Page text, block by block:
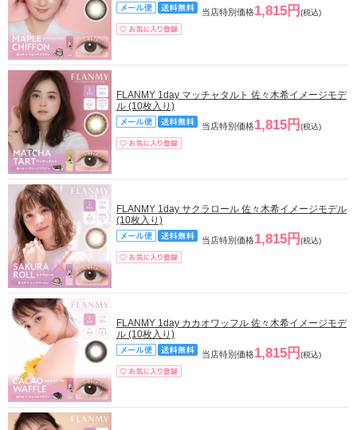
当店特別価格1,815円 (税込)
FLANMY 1day マッチャタルト 佐々木希イメージモデ
ル (10枚入り)
当店特別価格1,815円 (税込)
FLANMY 1day サクラロール 佐々木希イメージモデル
(10枚入り)
当店特別価格1,815円 (税込)
FLANMY 1day カカオワッフル 佐々木希イメージモデ
ル (10枚入り)
当店特別価格1,815円 (税込)